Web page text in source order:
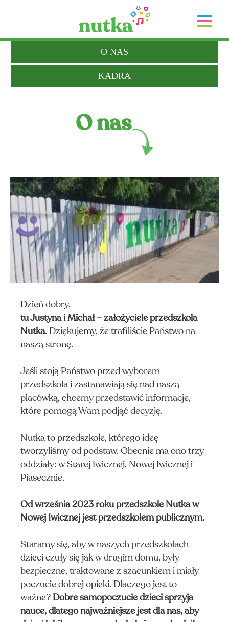
O NAS
KADRA
O nas
Dzień dobry,
tu Justyna i Michał – założyciele przedszkola
Nutka. Dziękujemy, że trafiliście Państwo na
naszą stronę.
Jeśli stoją Państwo przed wyborem
przedszkola i zastanawiają się nad naszą
placówką, chcemy przedstawić informacje,
które pomogą Wam podjąć decyzję.
Nutka to przedszkole, którego ideę
tworzyliśmy od podstaw. Obecnie ma ono trzy
oddziały: w Starej Iwicznej, Nowej Iwicznej i
Piasecznie.
Od września 2023 roku przedszkole Nutka w
Nowej Iwicznej jest przedszkolem publicznym.
Staramy się, aby w naszych przedszkolach
dzieci czuły się jak w drugim domu, były
bezpieczne, traktowane z szacunkiem i miały
poczucie dobrej opieki. Dlaczego jest to
ważne? Dobre samopoczucie dzieci sprzyja
nauce, dlatego najważniejsze jest dla nas, aby